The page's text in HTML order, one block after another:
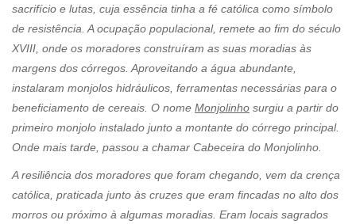
sacrifício e lutas, cuja essência tinha a fé católica como símbolo
de resistência. A ocupação populacional, remete ao fim do século
XVIII, onde os moradores construíram as suas moradias às
margens dos córregos. Aproveitando a água abundante,
instalaram monjolos hidráulicos, ferramentas necessárias para o
beneficiamento de cereais. O nome Monjolinho surgiu a partir do
primeiro monjolo instalado junto a montante do córrego principal.
Onde mais tarde, passou a chamar Cabeceira do Monjolinho.
A resiliência dos moradores que foram chegando, vem da crença
católica, praticada junto às cruzes que eram fincadas no alto dos
morros ou próximo à algumas moradias. Eram locais sagrados